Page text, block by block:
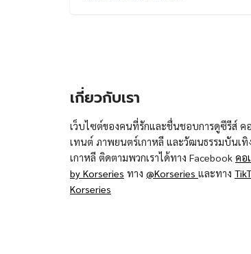
เกี่ยวกับเรา
เว็บไซต์ของคนที่รักและชื่นชอบการดูซีรีส์ ค
เทนต์ ภาพยนตร์เกาหลี และวัฒนธรรมบันเทิ
เกาหลี ติดตามพวกเราได้ทาง Facebook คอ
by Korseries ทาง @Korseries และทาง
Korseries